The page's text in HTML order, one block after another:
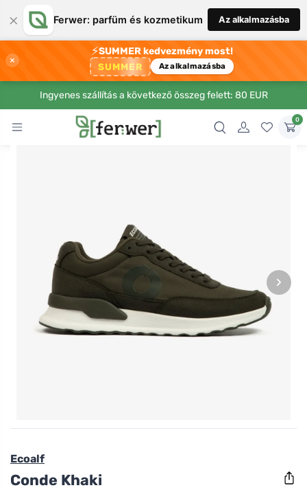
× Ferwer: parfüm és kozmetikum Az alkalmazásba
×
⚡SUMMER kedvezmény most!
SUMMER Az alkalmazásba
Ingyenes szállítás a következő összeg felett: 80 EUR
0
›
Ecoalf
Conde Khaki